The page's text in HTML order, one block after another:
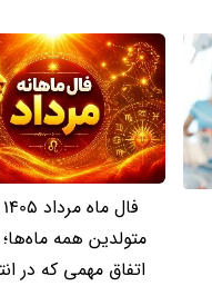
متولدین همه
اتفاق مهمی که در